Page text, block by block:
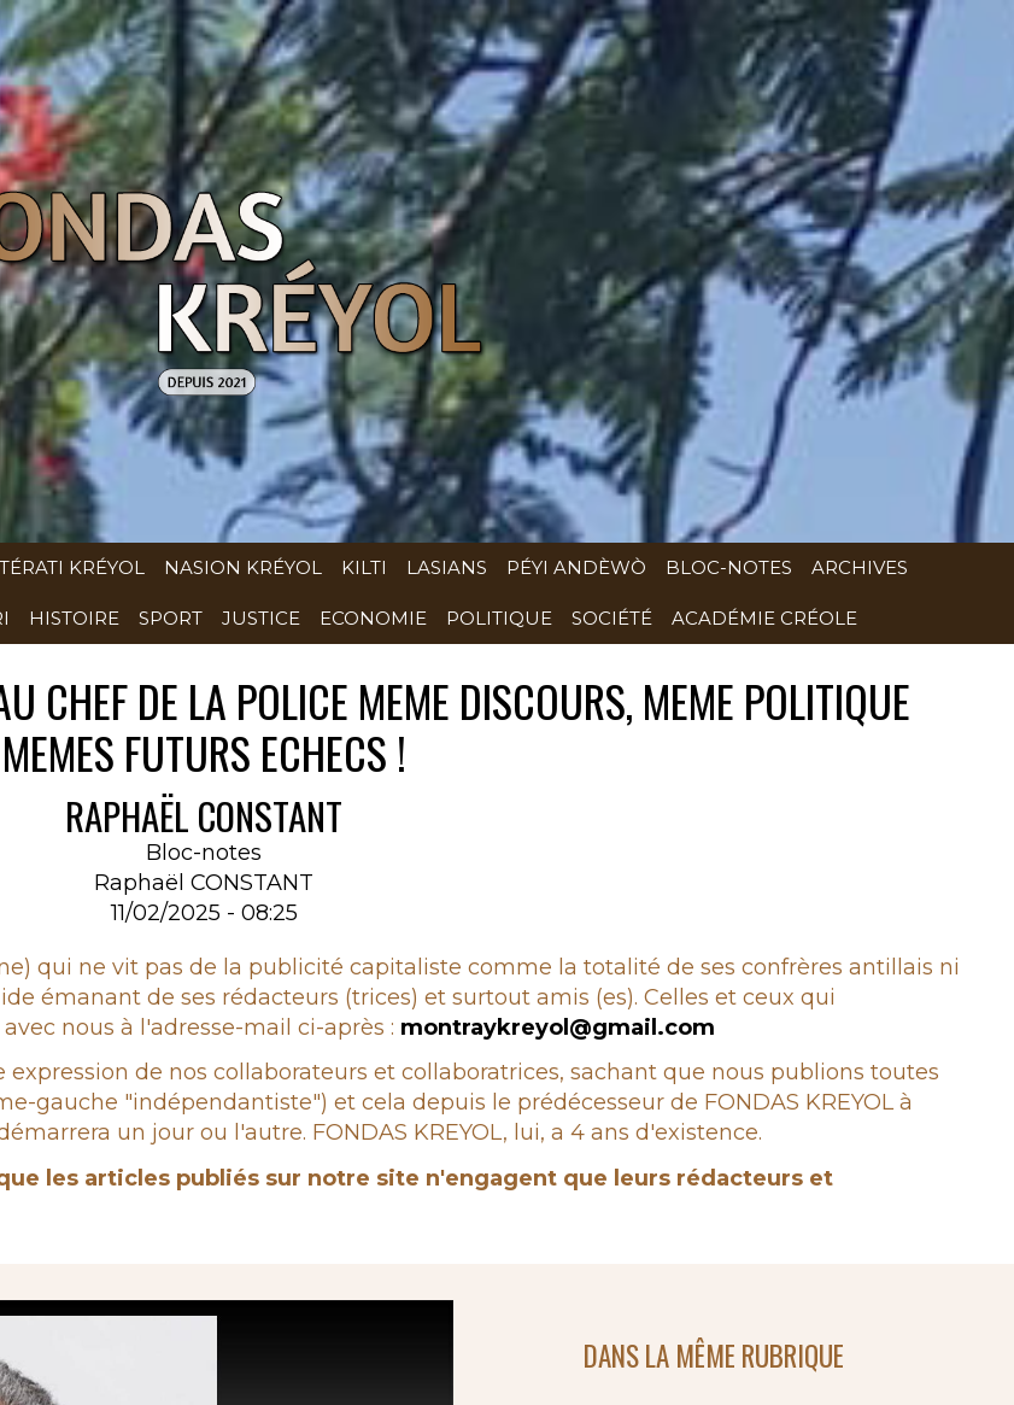
KRÉYOL NASION KRÉYOL KILTI LASIANS PÉYI ANDÈWÒ BLOC-NOTES ARCHIVES
HISTOIRE SPORT JUSTICE ECONOMIE POLITIQUE SOCIÉTÉ ACADÉMIE CRÉOLE
CHEF DE LA POLICE MEME DISCOURS, MEME POLITIQUE
MEMES FUTURS ECHECS !
RAPHAËL CONSTANT
Bloc-notes
Raphaël CONSTANT
11/02/2025 - 08:25
qui ne vit pas de la publicité capitaliste comme la totalité de ses confrères antillais ni
émanant de ses rédacteurs (trices) et surtout amis (es). Celles et ceux qui
nous à l'adresse-mail ci-après : montraykreyol@gmail.com
de nos collaborateurs et collaboratrices, sachant que nous publions toutes
gauche "indépendantiste") et cela depuis le prédécesseur de FONDAS KREYOL à
un jour ou l'autre. FONDAS KREYOL, lui, a 4 ans d'existence.
les articles publiés sur notre site n'engagent que leurs rédacteurs et
DANS LA MÊME RUBRIQUE